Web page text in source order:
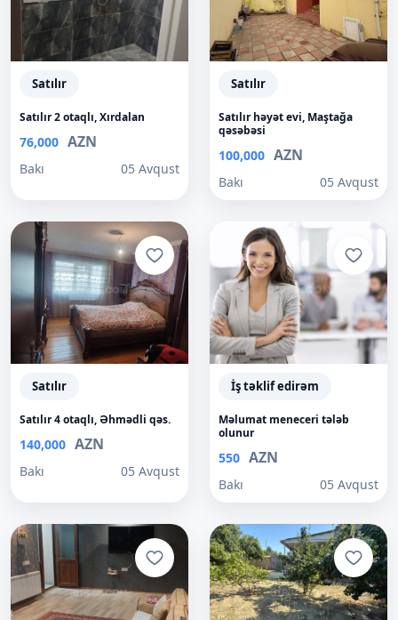
Satılır
Satılır 2 otaqlı, Xırdalan
76,000 AZN
Bakı 05 Avqust
Satılır
Satılır həyət evi, Maştağa
qəsəbəsi
100,000 AZN
Bakı 05 Avqust
Satılır
Satılır 4 otaqlı, Əhmədli qəs.
140,000 AZN
Bakı 05 Avqust
İş təklif edirəm
Məlumat meneceri tələb
olunur
550 AZN
Bakı 05 Avqust